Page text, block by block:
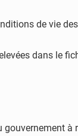
de vie
dans le
gouvernement